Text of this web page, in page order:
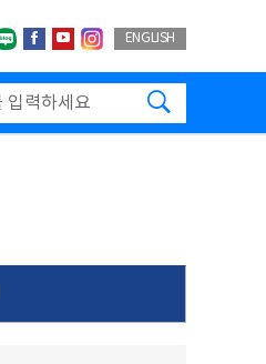
네이버블로그
페이스북
유투브인스타그랩
ENGLISH